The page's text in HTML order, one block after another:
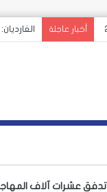
أخبار عاجلة
تدفق عشرات آلاف